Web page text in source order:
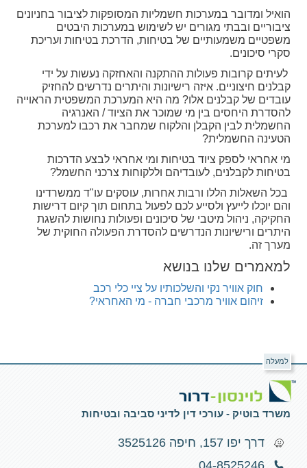
הואיל ומדובר במערכות חשמליות המסופקות לציבור בחניונים
ציבוריים ובבתי מגורים יש לשימוש במערכות היבטים
משפטיים משמעותיים של בטיחות, הדרכת בטיחות ועריכת
סקרי סיכונים.
לעיתים קרובות פעולות ההתקנה והאחזקה נעשות על ידי
קבלנים חיצוניים. איזה רישיונות והיתרים נדרשים להחזיק
עובדים של קבלנים אלו? מה היא המערכת המשפטית הראוייה
להסדרת היחסים בין מי שמוכר את הציוד / האנרגיה
החשמלית לבין הקבלן והלקוח שמחבר את רכבו למערכת
הטעינה החשמלית?
מי אחראי לספק ציוד בטיחות ומי אחראי לבצע הדרכות
בטיחות לקבלנים, לעובדיהם וללקוחות צרכני החשמל?
בכל השאלות הללו ורבות אחרות, עוסקים עו"ד ממשרדינו
והם יוכלו לייעץ ולסייע לכם לפעול בתחום תוך קיום דרישות
החקיקה, ניהול מיטבי של סיכונים ופעולות נחושות להשגת
היתרים ורישיונות הנדרשים להסדרת הפעולה החוקית של
מערך זה.
למאמרים שלנו בנושא
חוק אוויר נקי והשלכותיו על ציי כלי רכב
זיהום אוויר מרכבי חברה - מי האחראי?
למעלה
משרד בוטיק - עורכי דין לדיני סביבה ובטיחות
דרך יפו 157, חיפה 3525126